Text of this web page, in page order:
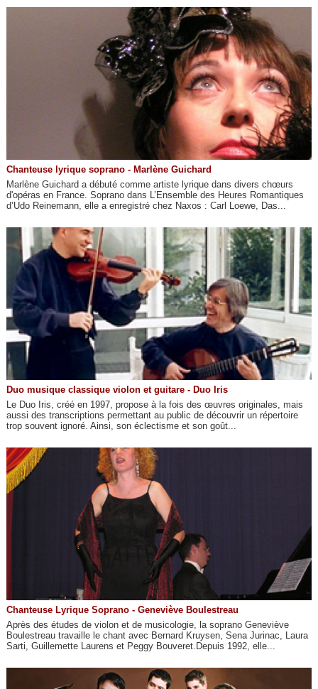
Chanteuse lyrique soprano - Marlène Guichard
Marlène Guichard a débuté comme artiste lyrique dans divers chœurs
d'opéras en France. Soprano dans L’Ensemble des Heures Romantiques
d’Udo Reinemann, elle a enregistré chez Naxos : Carl Loewe, Das...
Duo musique classique violon et guitare - Duo Iris
Le Duo Iris, créé en 1997, propose à la fois des œuvres originales, mais
aussi des transcriptions permettant au public de découvrir un répertoire
trop souvent ignoré. Ainsi, son éclectisme et son goût...
Chanteuse Lyrique Soprano - Geneviève Boulestreau
Après des études de violon et de musicologie, la soprano Geneviève
Boulestreau travaille le chant avec Bernard Kruysen, Sena Jurinac, Laura
Sarti, Guillemette Laurens et Peggy Bouveret.Depuis 1992, elle...